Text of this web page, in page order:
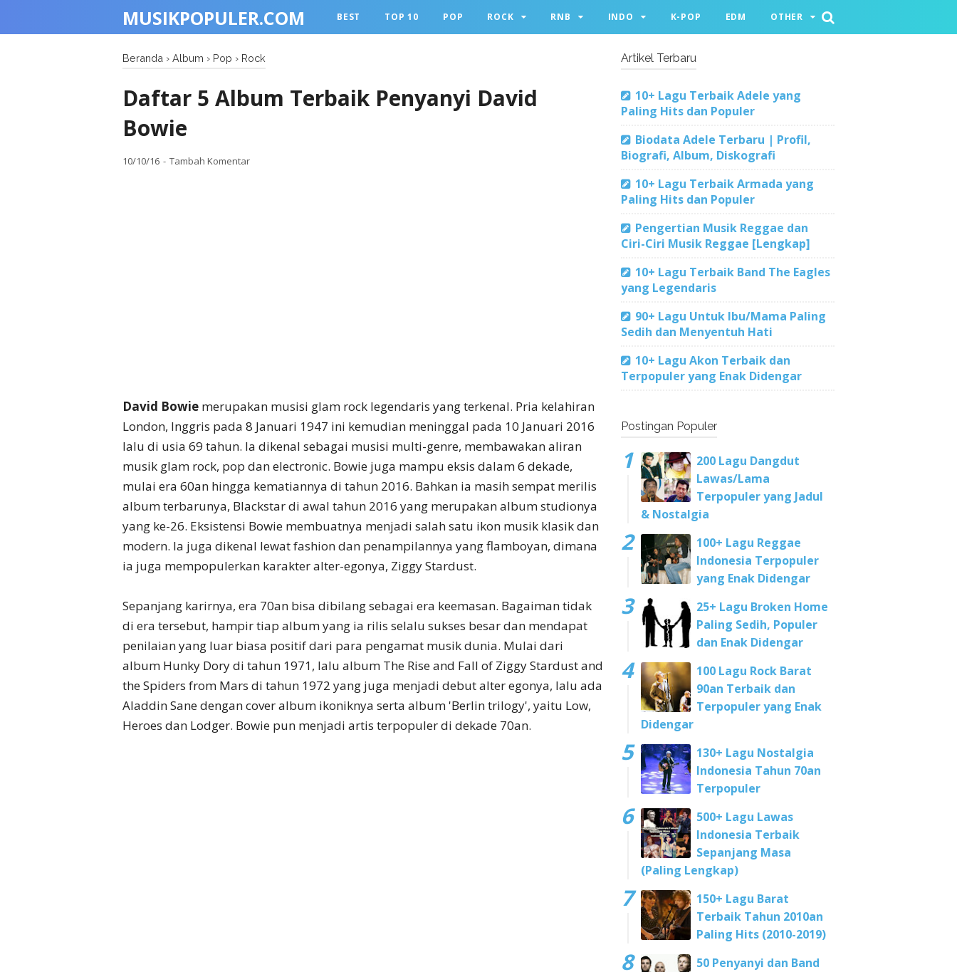
MUSIKPOPULER.COM BEST TOP 10 POP ROCK RNB INDO K-POP EDM OTHER
Beranda › Album › Pop › Rock
Daftar 5 Album Terbaik Penyanyi David
Bowie
10/10/16 Tambah Komentar
David Bowie merupakan musisi glam rock legendaris yang terkenal. Pria kelahiran
London, Inggris pada 8 Januari 1947 ini kemudian meninggal pada 10 Januari 2016
lalu di usia 69 tahun. Ia dikenal sebagai musisi multi-genre, membawakan aliran
musik glam rock, pop dan electronic. Bowie juga mampu eksis dalam 6 dekade,
mulai era 60an hingga kematiannya di tahun 2016. Bahkan ia masih sempat merilis
album terbarunya, Blackstar di awal tahun 2016 yang merupakan album studionya
yang ke-26. Eksistensi Bowie membuatnya menjadi salah satu ikon musik klasik dan
modern. Ia juga dikenal lewat fashion dan penampilannya yang flamboyan, dimana
ia juga mempopulerkan karakter alter-egonya, Ziggy Stardust.
Sepanjang karirnya, era 70an bisa dibilang sebagai era keemasan. Bagaiman tidak
di era tersebut, hampir tiap album yang ia rilis selalu sukses besar dan mendapat
penilaian yang luar biasa positif dari para pengamat musik dunia. Mulai dari
album Hunky Dory di tahun 1971, lalu album The Rise and Fall of Ziggy Stardust and
the Spiders from Mars di tahun 1972 yang juga menjadi debut alter egonya, lalu ada
Aladdin Sane dengan cover album ikoniknya serta album 'Berlin trilogy', yaitu Low,
Heroes dan Lodger. Bowie pun menjadi artis terpopuler di dekade 70an.
Artikel Terbaru
10+ Lagu Terbaik Adele yang
Paling Hits dan Populer
Biodata Adele Terbaru | Profil,
Biografi, Album, Diskografi
10+ Lagu Terbaik Armada yang
Paling Hits dan Populer
Pengertian Musik Reggae dan
Ciri-Ciri Musik Reggae [Lengkap]
10+ Lagu Terbaik Band The Eagles
yang Legendaris
90+ Lagu Untuk Ibu/Mama Paling
Sedih dan Menyentuh Hati
10+ Lagu Akon Terbaik dan
Terpopuler yang Enak Didengar
Postingan Populer
200 Lagu Dangdut
Lawas/Lama
Terpopuler yang Jadul
& Nostalgia
100+ Lagu Reggae
Indonesia Terpopuler
yang Enak Didengar
25+ Lagu Broken Home
Paling Sedih, Populer
dan Enak Didengar
100 Lagu Rock Barat
90an Terbaik dan
Terpopuler yang Enak
Didengar
130+ Lagu Nostalgia
Indonesia Tahun 70an
Terpopuler
500+ Lagu Lawas
Indonesia Terbaik
Sepanjang Masa
(Paling Lengkap)
150+ Lagu Barat
Terbaik Tahun 2010an
Paling Hits (2010-2019)
50 Penyanyi dan Band